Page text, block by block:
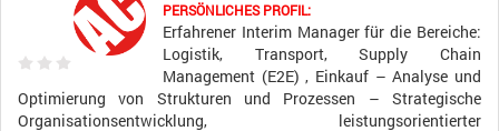
PERSÖNLICHES PROFIL:
Erfahrener Interim Manager für die Bereiche:
Logistik, Transport, Supply Chain
Management (E2E) , Einkauf – Analyse und
Optimierung von Strukturen und Prozessen – Strategische
Organisationsentwicklung, leistungsorientierter